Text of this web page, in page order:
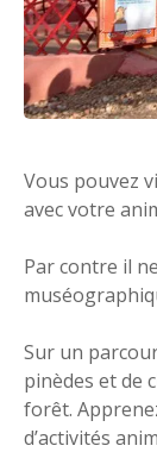
Vous pouvez
avec votre
Par contre il
Sur un
pinèdes et de
forêt.
d’activités